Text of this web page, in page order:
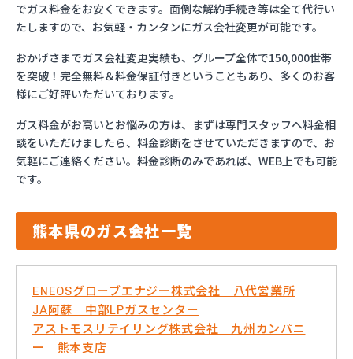
でガス料金をお安くできます。面倒な解約手続き等は全て代行い
たしますので、お気軽・カンタンにガス会社変更が可能です。
おかげさまでガス会社変更実績も、グループ全体で150,000世帯
を突破！完全無料＆料金保証付きということもあり、多くのお客
様にご好評いただいております。
ガス料金がお高いとお悩みの方は、まずは専門スタッフへ料金相
談をいただけましたら、料金診断をさせていただきますので、お
気軽にご連絡ください。料金診断のみであれば、WEB上でも可能
です。
熊本県のガス会社一覧
ENEOSグローブエナジー株式会社 八代営業所
JA阿蘇 中部LPガスセンター
アストモスリテイリング株式会社 九州カンパニ
ー 熊本支店